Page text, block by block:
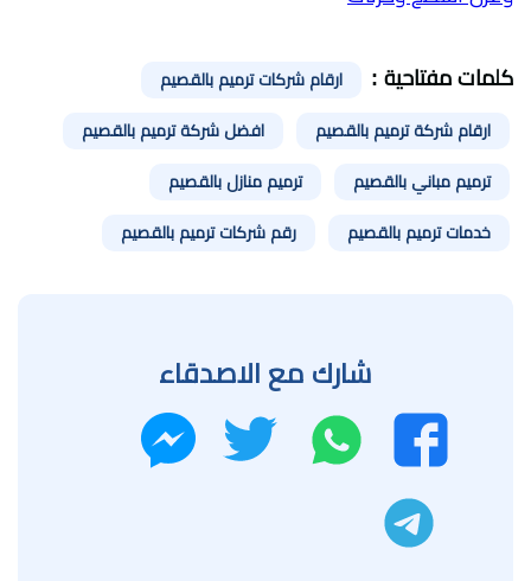
كلمات مفتاحية : ارقام شركات ترميم بالقصيم
ارقام شركة ترميم بالقصيم افضل شركة ترميم بالقصيم
ترميم مباني بالقصيم ترميم منازل بالقصيم
خدمات ترميم بالقصيم رقم شركات ترميم بالقصيم
شارك مع الاصدقاء
فيسبوك
واتساب تويتر